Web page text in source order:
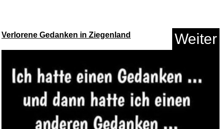
Anzeige
Verlorene Gedanken in Ziegenland Weiter